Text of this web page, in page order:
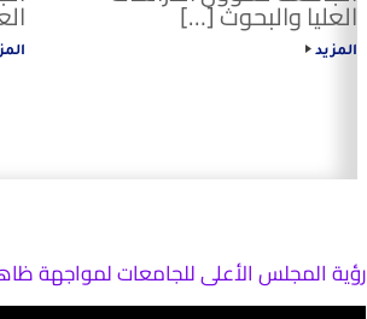
العليا والبحوث […]
المزيد
Post navigation
رؤية المجلس الأعلى للجامعات لمواجهة